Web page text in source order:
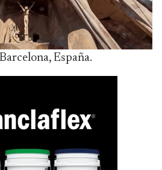
España.